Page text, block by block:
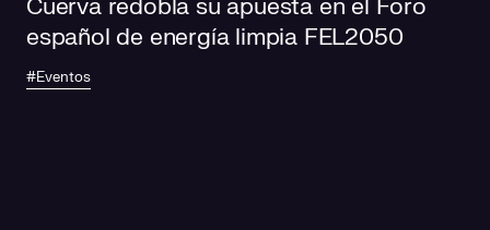
Cuerva redobla su apuesta en el Foro
español de energía limpia FEL2050
#Eventos